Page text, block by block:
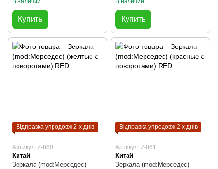
В наличии
Купить
В наличии
Купить
Відправка упродовж 2-х днів
Артикул: Z-860
Китай
Зеркала (mod:Мерседес)
Відправка упродовж 2-х днів
Артикул: Z-861
Китай
Зеркала (mod:Мерседес)